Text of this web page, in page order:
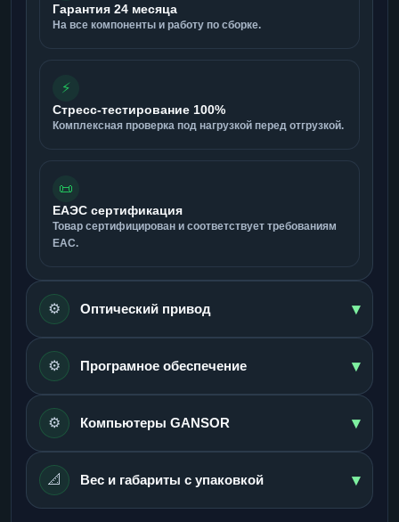
Гарантия 24 месяца
На все компоненты и работу по сборке.
⚡
Стресс-тестирование 100%
Комплексная проверка под нагрузкой перед отгрузкой.
📜
ЕАЭС сертификация
Товар сертифицирован и соответствует требованиям
ЕАС.
⚙️ Оптический привод ▾
⚙️ Програмное обеспечение ▾
⚙️ Компьютеры GANSOR ▾
📐 Вес и габариты с упаковкой ▾